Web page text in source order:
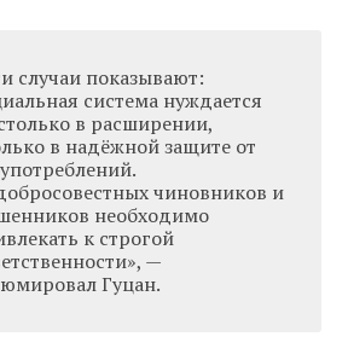
случаи показывают:
система нуждается
в расширении,
в надёжной защите от
чиновников и
необходимо
к строгой
—
Гуцан.